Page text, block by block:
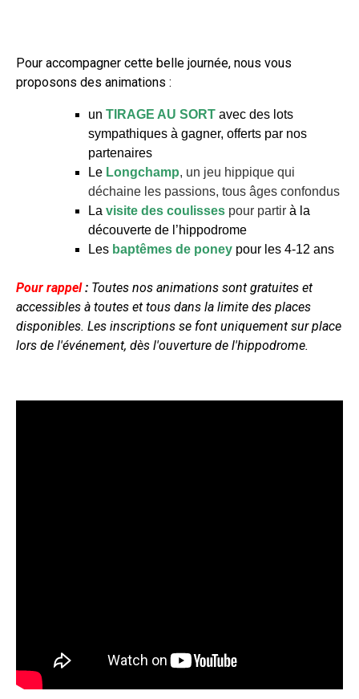
Pour accompagner cette belle journée, nous vous
proposons des animations :
un TIRAGE AU SORT avec des lots
sympathiques à gagner, offerts par nos
partenaires
Le Longchamp, un jeu hippique qui
déchaine les passions, tous âges confondus
La visite des coulisses pour partir à la
découverte de l’hippodrome
Les baptêmes de poney pour les 4-12 ans
Pour rappel: Toutes nos animations sont gratuites et
accessibles à toutes et tous dans la limite des places
disponibles. Les inscriptions se font uniquement sur place
lors de l'événement, dès l'ouverture de l'hippodrome.